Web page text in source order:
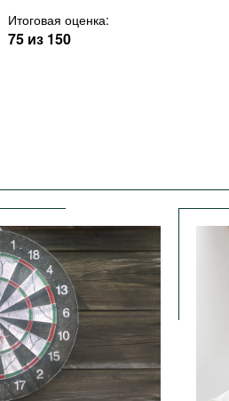
Итоговая оценка:
75 из 150